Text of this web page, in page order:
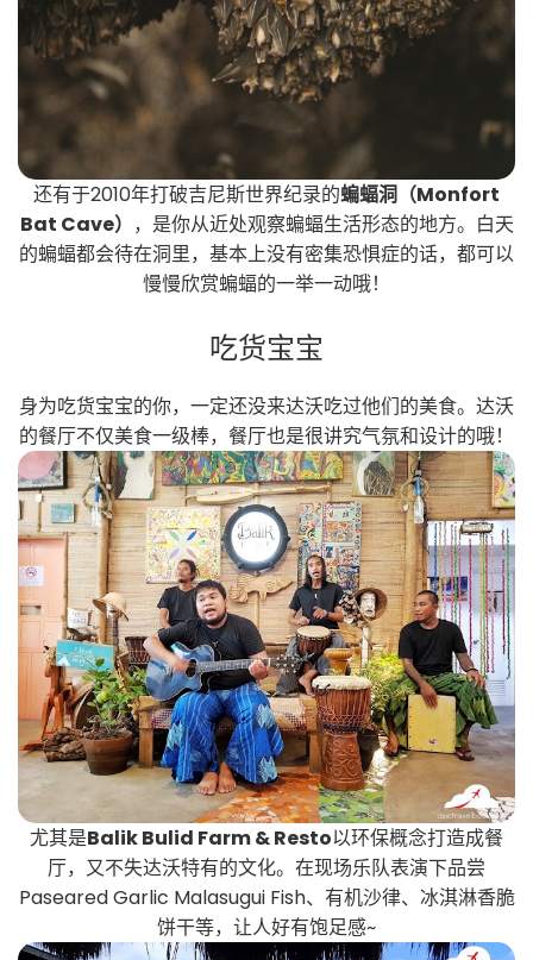
还有于2010年打破吉尼斯世界纪录的蝙蝠洞（Monfort
Bat Cave） ，是你从近处观察蝙蝠生活形态的地方。白天
的蝙蝠都会待在洞里，基本上没有密集恐惧症的话，都可以
慢慢欣赏蝙蝠的一举一动哦！
吃货宝宝
身为吃货宝宝的你，一定还没来达沃吃过他们的美食。达沃
的餐厅不仅美食一级棒，餐厅也是很讲究气氛和设计的哦！
尤其是Balik Bulid Farm & Resto以环保概念打造成餐
厅，又不失达沃特有的文化。在现场乐队表演下品尝
Paseared Garlic Malasugui Fish、有机沙律、冰淇淋香脆
饼干等，让人好有饱足感~